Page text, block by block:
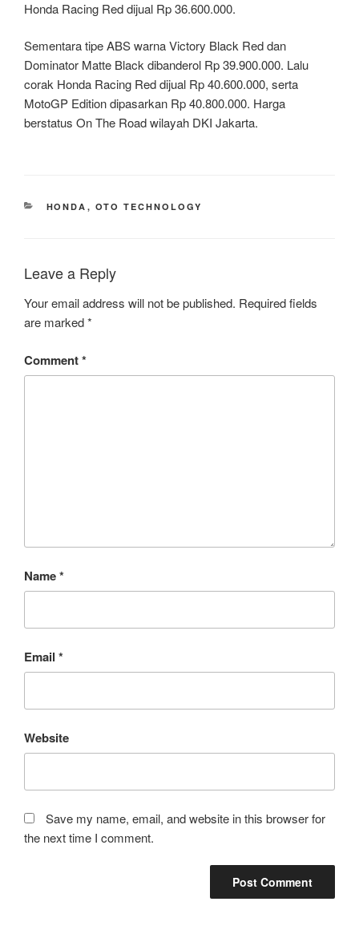
Honda Racing Red dijual Rp 36.600.000.
Sementara tipe ABS warna Victory Black Red dan
Dominator Matte Black dibanderol Rp 39.900.000. Lalu
corak Honda Racing Red dijual Rp 40.600.000, serta
MotoGP Edition dipasarkan Rp 40.800.000. Harga
berstatus On The Road wilayah DKI Jakarta.
CATEGORIES
HONDA , OTO TECHNOLOGY
Leave a Reply
Your email address will not be published. Required fields
are marked*
Comment*
Name*
Email *
Website
Save my name, email, and website in this browser for
the next time I comment.